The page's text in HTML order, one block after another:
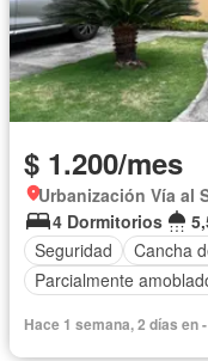
$ 1.200/mes
Urbanización Vía al
4 Dormitorios
Seguridad
Cancha
Parcialmente
Hace 1 semana, 2 días en